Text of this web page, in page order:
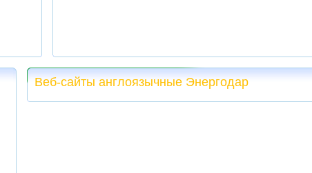
Веб-сайты англоязычные Энергодар